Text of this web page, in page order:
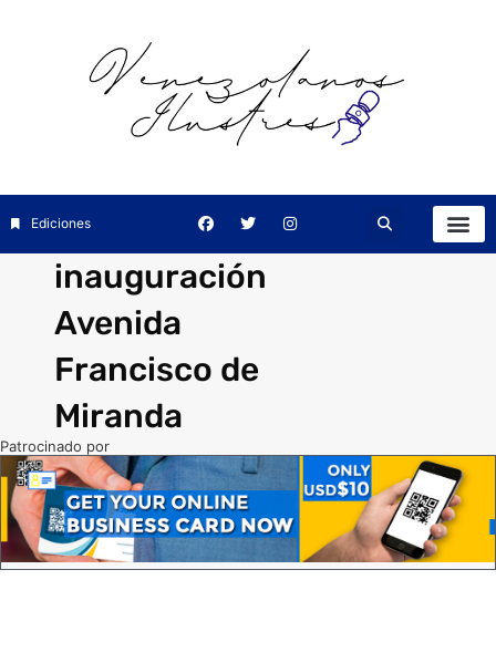
Ediciones
inauguración
Avenida
Francisco de
Miranda
Patrocinado por